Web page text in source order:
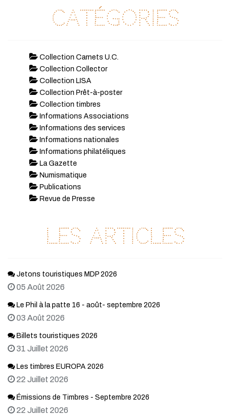
Catégories
Collection Carnets U.C.
Collection Collector
Collection LISA
Collection Prêt-à-poster
Collection timbres
Informations Associations
Informations des services
Informations nationales
Informations philatéliques
La Gazette
Numismatique
Publications
Revue de Presse
Les articles
Jetons touristiques MDP 2026
05 Août 2026
Le Phil à la patte 16 - août- septembre 2026
03 Août 2026
Billets touristiques 2026
31 Juillet 2026
Les timbres EUROPA 2026
22 Juillet 2026
Émissions de Timbres - Septembre 2026
22 Juillet 2026